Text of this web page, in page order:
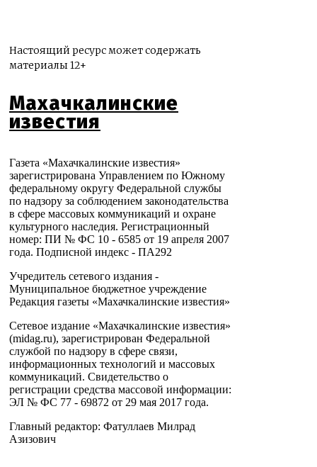
Настоящий ресурс может содержать
материалы 12+
Махачкалинские
известия
Газета «Махачкалинские известия»
зарегистрирована Управлением по Южному
федеральному округу Федеральной службы
по надзору за соблюдением законодательства
в сфере массовых коммуникаций и охране
культурного наследия. Регистрационный
номер: ПИ № ФС 10 - 6585 от 19 апреля 2007
года. Подписной индекс - ПА292
Учредитель сетевого издания -
Муниципальное бюджетное учреждение
Редакция газеты «Махачкалинские известия»
Сетевое издание «Махачкалинские известия»
(midag.ru), зарегистрирован Федеральной
службой по надзору в сфере связи,
информационных технологий и массовых
коммуникаций. Свидетельство о
регистрации средства массовой информации:
ЭЛ № ФС 77 - 69872 от 29 мая 2017 года.
Главный редактор: Фатуллаев Милрад
Азизович